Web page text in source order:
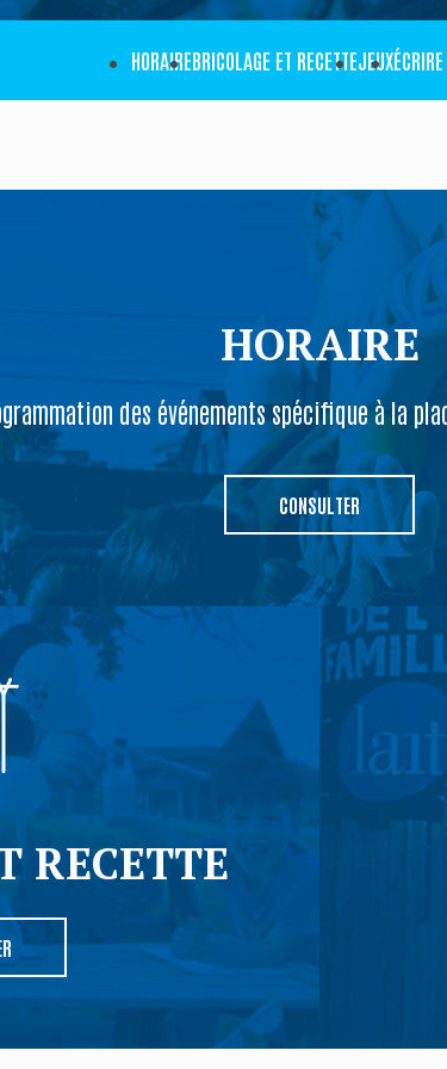
Place de la famille
ConcoursHORAIREBRICOLAGE ET RECETTEJEUX
HORAIRE
des événements spécifique à la
CONSULTER
RECETTE